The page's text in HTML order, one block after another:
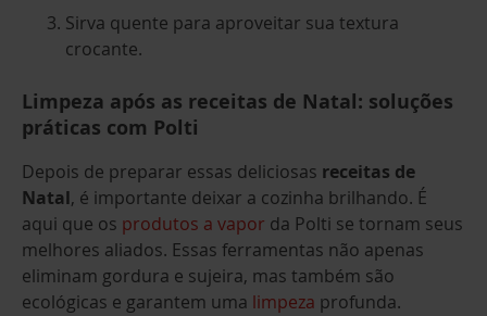
Sirva quente para aproveitar sua textura
crocante.
Limpeza após as receitas de Natal: soluções
práticas com Polti
Depois de preparar essas deliciosas receitas de
Natal, é importante deixar a cozinha brilhando. É
aqui que os produtos a vapor da Polti se tornam seus
melhores aliados. Essas ferramentas não apenas
eliminam gordura e sujeira, mas também são
ecológicas e garantem uma limpeza profunda.